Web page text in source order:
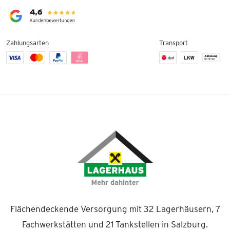
Zahlungsarten Transport
Flächendeckende Versorgung mit 32 Lagerhäusern, 7
Fachwerkstätten und 21 Tankstellen in Salzburg.